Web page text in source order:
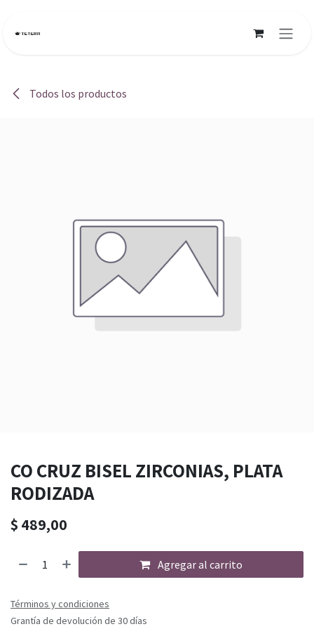
Todos los productos
CO CRUZ BISEL ZIRCONIAS, PLATA
RODIZADA
$ 489,00
Agregar al carrito
Términos y condiciones
Grantía de devolución de 30 días